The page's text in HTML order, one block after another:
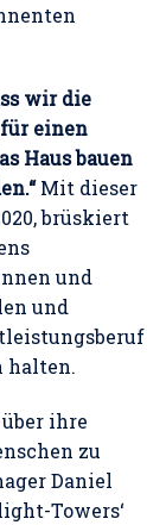
wir die
einen
Haus bauen
Mit dieser
brüskiert
und
und
halten.
ihre
zu
Daniel
Towers‘